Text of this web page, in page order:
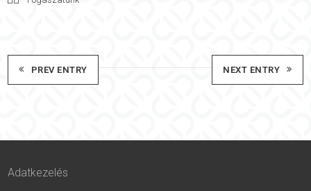
PREV ENTRY NEXT ENTRY
Adatkezelés